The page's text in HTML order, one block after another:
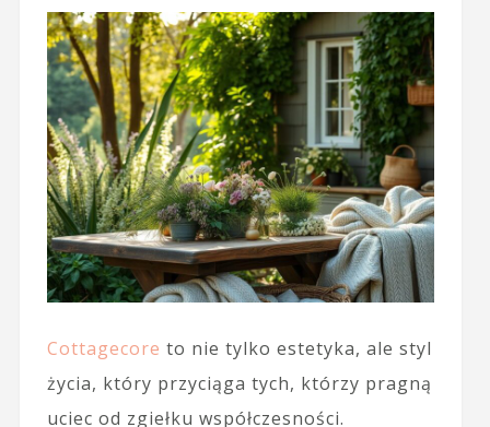
Cottagecore to nie tylko estetyka, ale styl
życia, który przyciąga tych, którzy pragną
uciec od zgiełku współczesności.